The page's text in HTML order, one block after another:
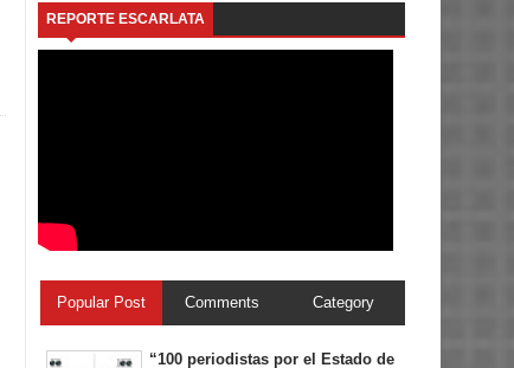
REPORTE ESCARLATA
Popular Post Comments Category
“100 periodistas por el Estado de